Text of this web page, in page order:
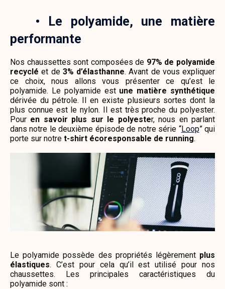
•
Le polyamide, une matière
performante
Nos chaussettes sont composées de 97% de polyamide
recyclé et de 3% d’élasthanne.Avant de vous expliquer
ce choix, nous allons vous présenter ce qu’est le
polyamide. Le polyamide est une matière synthétique
dérivée du pétrole. Il en existe plusieurs sortes dont la
plus connue est le nylon. Il est très proche du polyester.
Pour en savoir plus sur le polyester, nous en parlant
dans notre le deuxième épisode de notre série “Loop” qui
porte sur notre t-shirt écoresponsable de running.
Le polyamide possède des propriétés légèrement plus
élastiques. C’est pour cela qu’il est utilisé pour nos
chaussettes. Les principales caractéristiques du
polyamide sont :